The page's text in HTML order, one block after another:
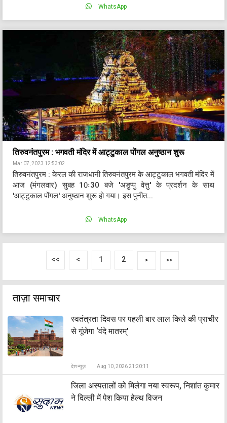
WhatsApp
तिरुवनंतपुरम : भगवती मंदिर में आट्टुकाल पोंगल अनुष्ठान शुरू
Mar 07, 2023 12:53:02
तिरुवनंतपुरम : केरल की राजधानी तिरुवनंतपुरम के आट्टुकाल भगवती मंदिर में
आज (मंगलवार) सुबह 10ः30 बजे 'अडुप्पु वेत्तु' के प्रदर्शन के साथ
'आट्टुकाल पोंगल' अनुष्ठान शुरू हो गया। इस पुनीत...
WhatsApp
<< < 1 2 > >>
ताज़ा समाचार
स्वतंत्रता दिवस पर पहली बार लाल किले की प्राचीर
से गूंजेगा ‘वंदे मातरम्’
देश न्यूज़ Aug 10, 2026 21:20:11
जिला अस्पतालों को मिलेगा नया स्वरूप, निशांत कुमार
ने दिल्ली में पेश किया हेल्थ विजन